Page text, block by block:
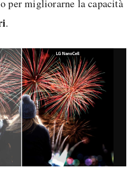
per migliorarne la capacità
.